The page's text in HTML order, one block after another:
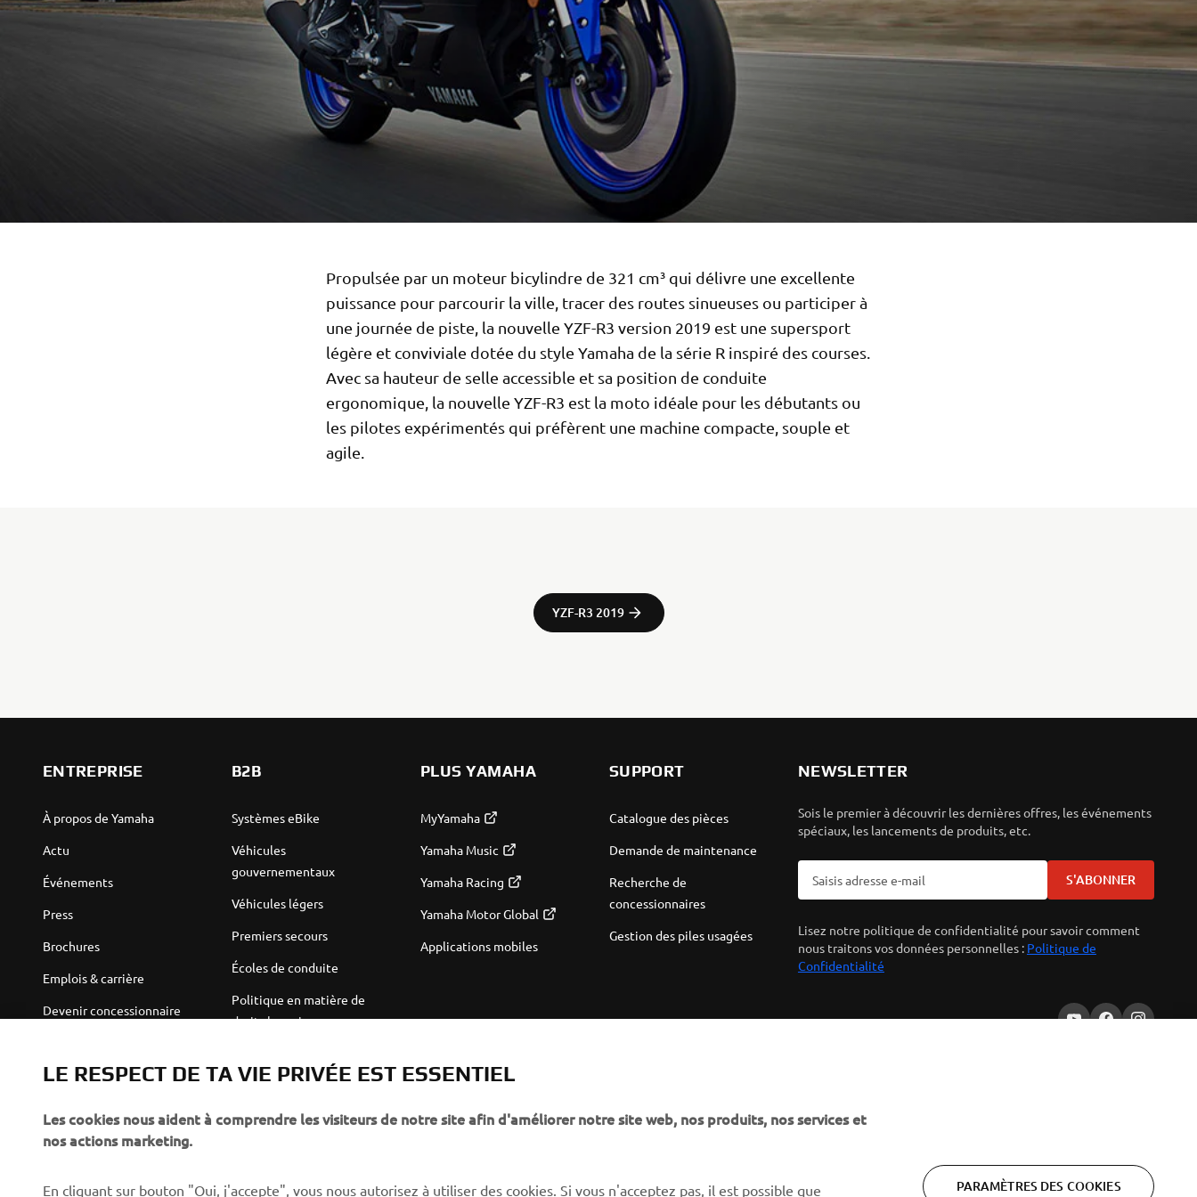
Propulsée par un moteur bicylindre de 321 cm³ qui délivre une excellente
puissance pour parcourir la ville, tracer des routes sinueuses ou participer à
une journée de piste, la nouvelle YZF-R3 version 2019 est une supersport
légère et conviviale dotée du style Yamaha de la série R inspiré des courses.
Avec sa hauteur de selle accessible et sa position de conduite
ergonomique, la nouvelle YZF-R3 est la moto idéale pour les débutants ou
les pilotes expérimentés qui préfèrent une machine compacte, souple et
agile.
YZF-R3 2019
ENTREPRISE
À propos de Yamaha
Actu
Événements
Press
Brochures
Emplois & carrière
Devenir concessionnaire
base
B2B
Systèmes eBike
Véhicules
gouvernementaux
Véhicules légers
Premiers secours
Écoles de conduite
Politique en matière de
droits humains
Partenariats
Informations techniques
Yamalube Safety Data
PLUS YAMAHA
MyYamaha
Yamaha Music
Yamaha Racing
Yamaha Motor Global
Applications mobiles
SUPPORT
Catalogue des pièces
Demande de maintenance
Recherche de
concessionnaires
Gestion des piles usagées
NEWSLETTER
Sois le premier à découvrir les dernières offres, les événements
spéciaux, les lancements de produits, etc.
S'ABONNER
Lisez notre politique de confidentialité pour savoir comment
nous traitons vos données personnelles : Politique de
Confidentialité
LE RESPECT DE TA VIE PRIVÉE EST ESSENTIEL
Les cookies nous aident à comprendre les visiteurs de notre site afin d'améliorer notre site web, nos produits, nos services et
nos actions marketing.
En cliquant sur bouton "Oui, j'accepte", vous nous autorisez à utiliser des cookies. Si vous n'acceptez pas, il est possible que PARAMÈTRES DES COOKIES